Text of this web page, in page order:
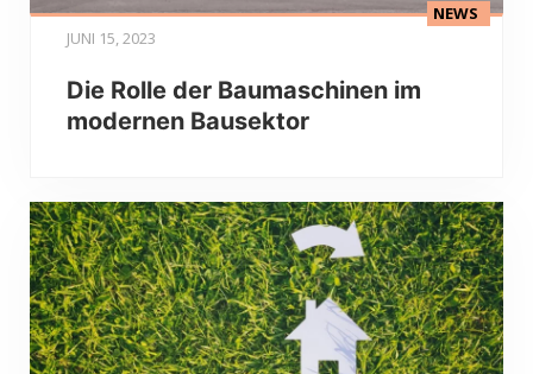
JUNI 15, 2023
NEWS
Die Rolle der Baumaschinen im
modernen Bausektor